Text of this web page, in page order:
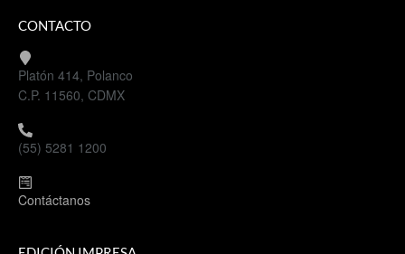
CONTACTO
Platón 414, Polanco
C.P. 11560, CDMX
(55) 5281 1200
Contáctanos